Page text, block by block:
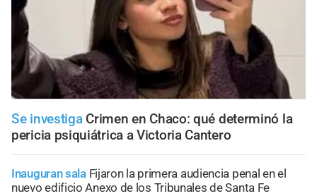
Se investiga Crimen en Chaco: qué determinó la
pericia psiquiátrica a Victoria Cantero
Inauguran sala Fijaron la primera audiencia penal en el
nuevo edificio Anexo de los Tribunales de Santa Fe